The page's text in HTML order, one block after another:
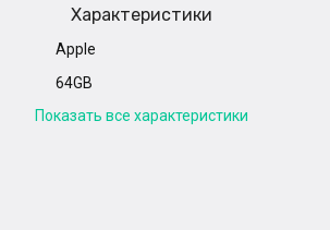
Характеристики
Apple
64GB
Показать все характеристики